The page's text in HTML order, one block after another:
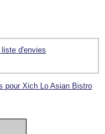
d'envies
pour Xich Lo Asian Bistro